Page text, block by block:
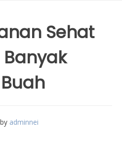
Sehat
by adminnei